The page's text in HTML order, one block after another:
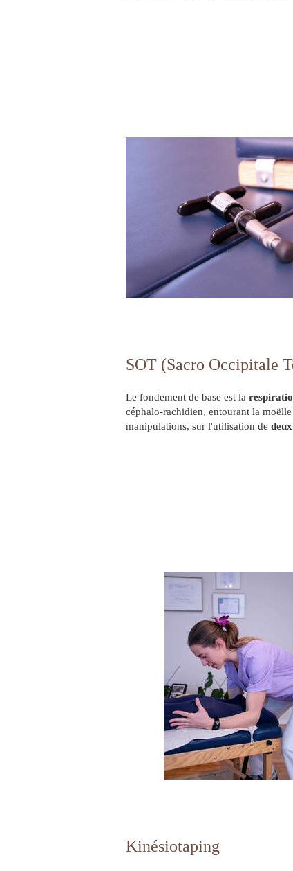
SOT (Sacro Occipitale
Le fondement de base est la
céphalo-rachidien, entourant la
manipulations, sur l'utilisation de
Kinésiotaping